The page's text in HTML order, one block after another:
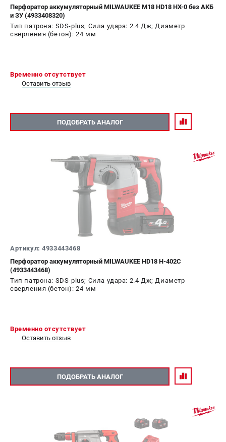
Перфоратор аккумуляторный MILWAUKEE M18 HD18 HX-0 без АКБ
и ЗУ (4933408320)
Тип патрона: SDS-plus; Сила удара: 2.4 Дж; Диаметр
сверления (бетон): 24 мм
Временно отсутствует
Оставить отзыв
ПОДОБРАТЬ АНАЛОГ
Артикул: 4933443468
Перфоратор аккумуляторный MILWAUKEE HD18 H-402C
(4933443468)
Тип патрона: SDS-plus; Сила удара: 2.4 Дж; Диаметр
сверления (бетон): 24 мм
Временно отсутствует
Оставить отзыв
ПОДОБРАТЬ АНАЛОГ